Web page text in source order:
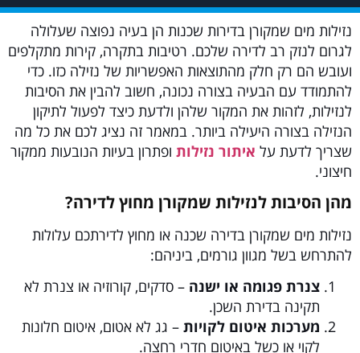
נזילות מים שמקורן בדירות שכנות הן בעיה נפוצה שעלולה
לגרום לנזק רב לדירה שלכם. רטיבות בתקרה, קירות מתקלפים
ועובש הם רק חלק מהתוצאות האפשריות של נזילה כזו. כדי
להתמודד עם הבעיה בצורה נכונה, חשוב להבין את הסיבות
לנזילות, לזהות את המקור שלהן ולדעת כיצד לפעול לתיקון
הנזילה בצורה היעילה ביותר. במאמר זה נציג לכם את כל מה
שצריך לדעת על איתור נזילות ופתרון בעיות הנובעות ממקור
חיצוני.
מהן הסיבות לנזילות שמקורן מחוץ לדירה?
נזילות מים שמקורן בדירה שכנה או מחוץ לדירתכם עלולות
להתרחש בשל מגוון גורמים, ביניהם:
צנרת פגומה או ישנה – סדקים, קורוזיה או צנרת לא
תקינה בדירת השכן.
מערכות איטום לקויות – גג לא אטום, איטום חלונות
לקוי או כשל באיטום חדרי רחצה.